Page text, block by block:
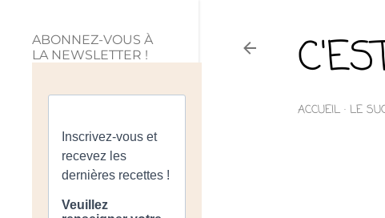
ACCUEIL LE
ABONNEZ-VOUS À
LA NEWSLETTER !